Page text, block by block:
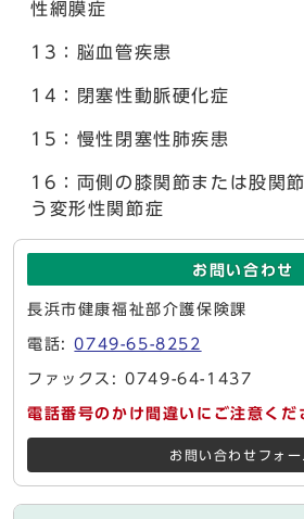
性網膜症
13：脳血管疾患
14：閉塞性動脈硬化症
15：慢性閉塞性肺疾患
16：両側の膝関節または股関
う変形性関節症
お問い合わせ
長浜市健康福祉部介護保険課
電話:0749-65-8252
ファックス: 0749-64-1437
電話番号のかけ間違いにご注意くだ
お問い合わせフォー